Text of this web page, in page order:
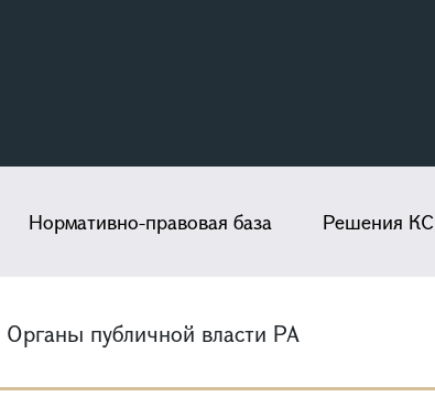
Нормативно-правовая база Решения КС
Органы публичной власти РА